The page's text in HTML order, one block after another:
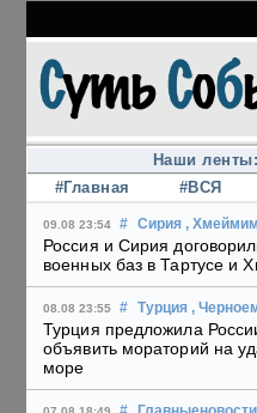
Наши ленты:
#Главная
#ВСЯ
09.08 23:54 # Сирия , Хмеймим
Россия и Сирия
военных баз в Тартусе и
08.08 23:55 # Турция ,
Турция предложила
объявить мораторий на
море